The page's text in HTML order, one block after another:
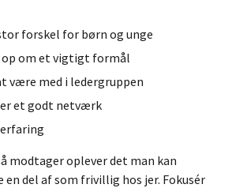
forskel for børn og unge
om et vigtigt formål
være med i ledergruppen
et godt netværk
modtager oplever det man kan
del af som frivillig hos jer. Fokusér